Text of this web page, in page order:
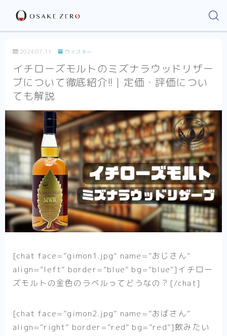
2024.07.11 ウイスキー
イチローズモルトのミズナラウッドリザー
ブについて徹底紹介!!｜定価・評価につい
ても解説
[chat face=”gimon1.jpg” name=”おじさん”
align=”left” border=”blue” bg=”blue”]イチロー
ズモルトの金色のラベルってどうなの？[/chat]
[chat face=”gimon2.jpg” name=”おばさん”
align=”right” border=”red” bg=”red”]飲みたい